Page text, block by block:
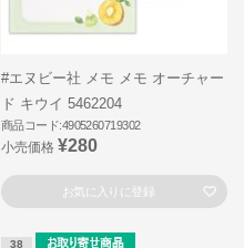
#エヌビー社 メモ メモ オーチャー
ド キウイ 5462204
商品コード:4905260719302
小売価格 ¥280
お気に入りに登録
38